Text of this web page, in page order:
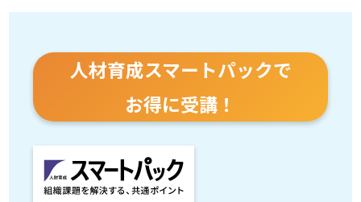
人材育成スマートパックで
お得に受講！